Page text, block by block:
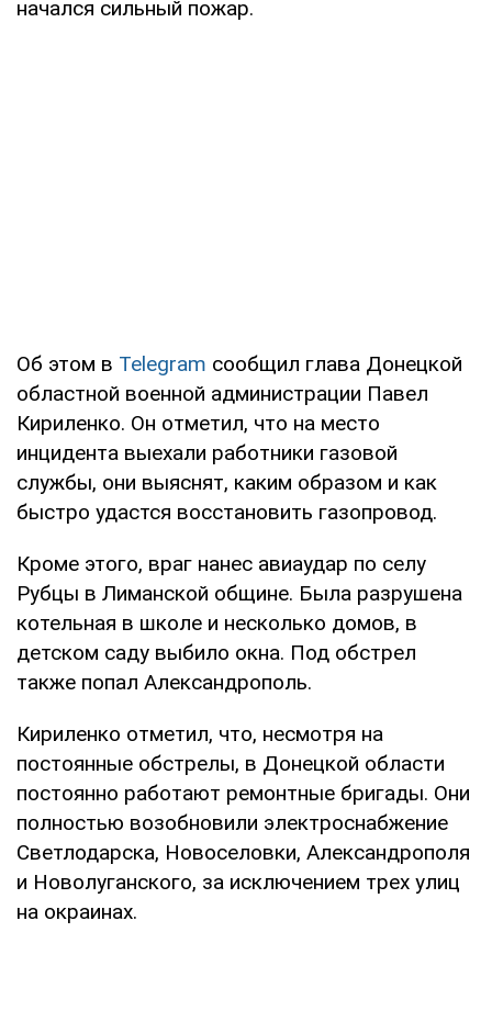
начался сильный пожар.
Об этом в Telegram сообщил глава Донецкой
областной военной администрации Павел
Кириленко. Он отметил, что на место
инцидента выехали работники газовой
службы, они выяснят, каким образом и как
быстро удастся восстановить газопровод.
Кроме этого, враг нанес авиаудар по селу
Рубцы в Лиманской общине. Была разрушена
котельная в школе и несколько домов, в
детском саду выбило окна. Под обстрел
также попал Александрополь.
Кириленко отметил, что, несмотря на
постоянные обстрелы, в Донецкой области
постоянно работают ремонтные бригады. Они
полностью возобновили электроснабжение
Светлодарска, Новоселовки, Александрополя
и Новолуганского, за исключением трех улиц
на окраинах.